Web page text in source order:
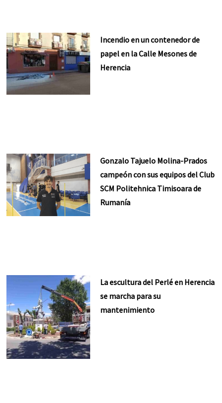
Incendio en un contenedor de
papel en la Calle Mesones de
Herencia
Gonzalo Tajuelo Molina-Prados
campeón con sus equipos del Club
SCM Politehnica Timisoara de
Rumanía
La escultura del Perlé en Herencia
se marcha para su
mantenimiento